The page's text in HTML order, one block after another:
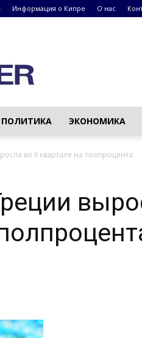
Информация о Кипре О нас
ПОЛИТИКА ЭКОНОМИКА
во II квартале на полпроцента